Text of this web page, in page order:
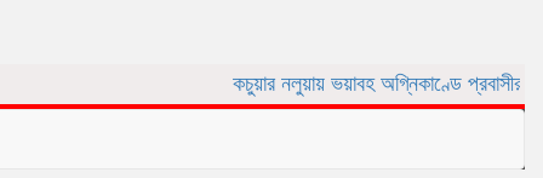
কচুয়ার নলুয়ায় ভয়াবহ অগ্নিকাণ্ডে প্রবাসীর বসত ঘর পুড়ে